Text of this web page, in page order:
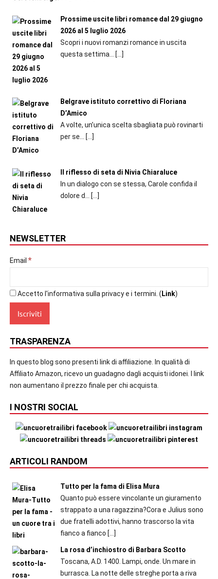
Prossime uscite libri romance dal 29 giugno
2026 al 5 luglio 2026
Scopri i nuovi romanzi romance in uscita
questa settima... […]
Belgrave istituto correttivo di Floriana
D’Amico
A volte, un’unica scelta sbagliata può rovinarti
per se...
[…]
Il riflesso di seta di Nivia Chiaraluce
In un dialogo con se stessa, Carole confida il
dolore d...
[…]
NEWSLETTER
Email *
Accetto l'informativa sulla privacy e i termini. ( Link)
TRASPARENZA
In questo blog sono presenti link di affiliazione. In qualità di
Affiliato Amazon, ricevo un guadagno dagli acquisti idonei. I link
non aumentano il prezzo finale per chi acquista.
I NOSTRI SOCIAL
ARTICOLI RANDOM
Tutto per la fama di Elisa Mura
Quanto può essere vincolante un giuramento
strappato a una ragazzina?Cora e Julius sono
due fratelli adottivi, hanno trascorso la vita
fianco a fianco […]
La rosa d’inchiostro di Barbara Scotto
Toscana, A.D. 1400. Lampi, onde. Un mare in
burrasca. La notte delle streghe porta a riva